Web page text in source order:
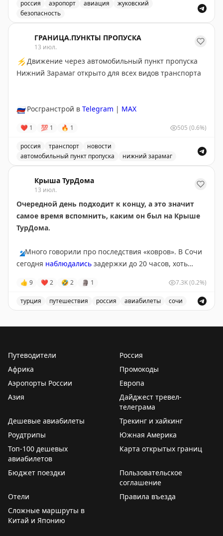
россия аэропорт авиация
жуковский
безопасность
ГРАНИЦА.ПУНКТЫ ПРОПУСКА
13 июл.
⚡ Движение через автомобильный пункт пропуска
Нижний Зарамаг открыто для всех видов транспорта
🇷🇺Росгранстрой в Telegram | MAX
❤ 1 💯 1 🔥 1 505 (0.6%)
россия транспорт
новости
автомобильный пункт пропуска
нижний зарамаг
Крыша ТурДома
13 июл.
Очередной день подходит к концу, а это значит
самое время вспомнить, каким он был на Крыше
ТурДома.
🔹Много говорили про последствия «ковров». В Сочи
сегодня наблюдались задержки до 20 часов, хоть
Серьезные корректировки в графиках приводят к
тому, что пассажиры чащеоформляют страховки
на
этот случай. Проверили, не врут ли цифры в
🔹Другая тема, получившая много внимания в СМИ –
утром разбирались в
отравленииболее 50 туристов
из Ephesia Holiday Beach Club 5* в Турции. Уже во
второй половине дня Минздрав Турции
все отдыхающие выписаны из больницы.
🔹 В
не попадешь. Это все про
спрос у россиян на отдых во вьетнамской Камрани в
высокий сезон с турагентами и туроператорами.
🔹Выясняли, может ли ChatGPT (конечно , нет)
подобратьтур лучше турагента? Чат-бот отправил
нас на Мадейру, Крит и Албанскую Ривьеру, забыв
👍 9 ❤ 2 🤣 2 🗿 1 7.3K(0.2%)
турция путешествия россия авиабилеты сочи
Путеводители
Россия
Африка
Промокоды
Аэропорты России
Европа
Азия
Дайджест тревел-
телеграма
Дешевые авиабилеты
Трекинг и хайкинг
Роудтрипы
Южная Америка
Топ-100 дешевых
авиабилетов
Карта открытых границ
Бюджет поездки
Пользовательское
соглашение
Отели
Правила въезда
Сложные маршруты в
Китай и Японию